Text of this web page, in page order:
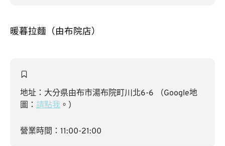
暖暮拉麵（由布院店）
地址：大分県由布市湯布院町川北6-6 （Google地
圖： 請點我 。）
營業時間：11:00-21:00